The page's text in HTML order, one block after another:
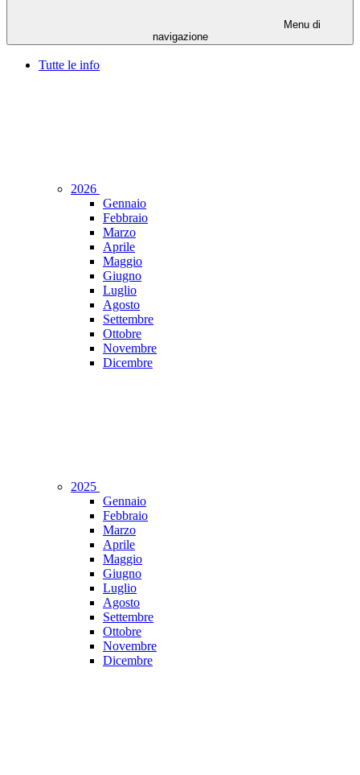
Menu di
navigazione
Tutte le info
2026
Gennaio
Febbraio
Marzo
Aprile
Maggio
Giugno
Luglio
Agosto
Settembre
Ottobre
Novembre
Dicembre
2025
Gennaio
Febbraio
Marzo
Aprile
Maggio
Giugno
Luglio
Agosto
Settembre
Ottobre
Novembre
Dicembre